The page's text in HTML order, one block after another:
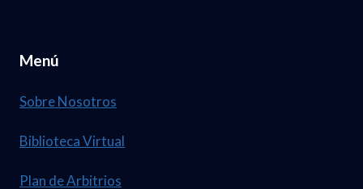
Menú
Sobre Nosotros
Biblioteca Virtual
Plan de Arbitrios